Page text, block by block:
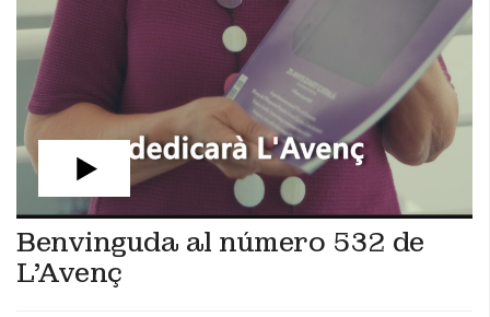
Benvinguda al número 532 de
L'Avenç